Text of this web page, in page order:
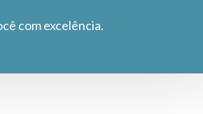
com excelência.